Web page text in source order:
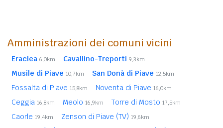
Amministrazioni dei comuni vicini
Eraclea 6,0km Cavallino-Treporti 9,3km
Musile di Piave 10,7km San Donà di Piave 12,5km
Fossalta di Piave 15,8km Noventa di Piave 16,0km
Ceggia 16,8km Meolo 16,9km Torre di Mosto 17,5km
Caorle 19,4km Zenson di Piave (TV) 19,6km